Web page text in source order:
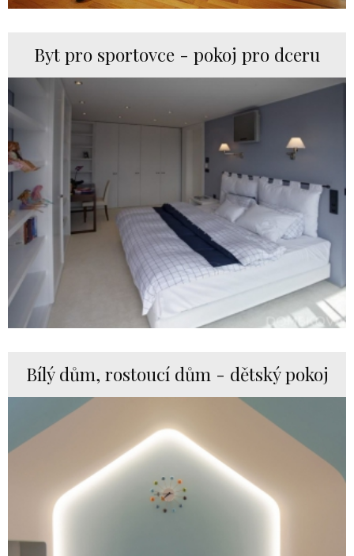
Byt pro sportovce - pokoj pro dceru
Bílý dům, rostoucí dům - dětský pokoj